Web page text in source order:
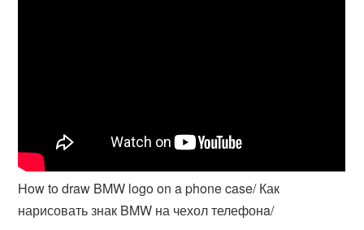
How to draw BMW logo on a phone case/ Как
нарисовать знак BMW на чехол телефонa/